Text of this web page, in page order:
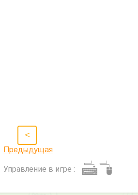
<
Предыдущая
Управление в игре :